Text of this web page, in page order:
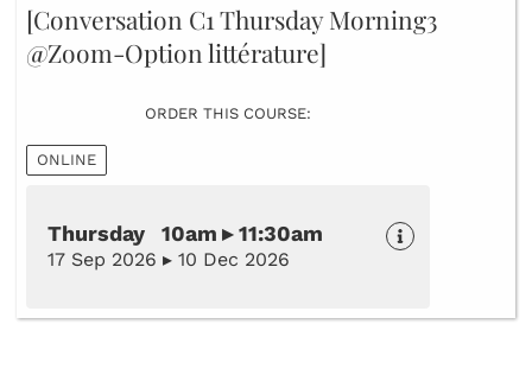
[Conversation C1 Thursday Morning3
@Zoom-Option littérature]
ORDER THIS COURSE:
ONLINE
Thursday 10am ▸ 11:30am
17 Sep 2026 ▸ 10 Dec 2026